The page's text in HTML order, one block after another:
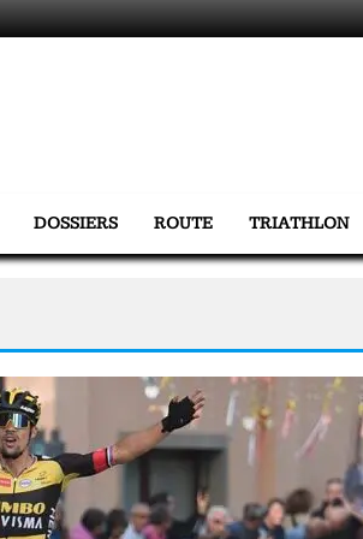
DOSSIERS ROUTE TRIATHLON